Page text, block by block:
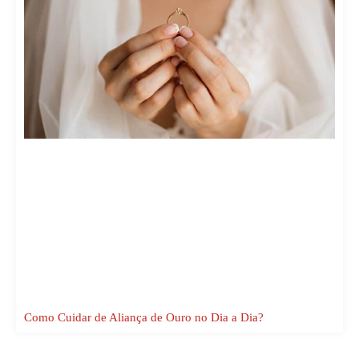
Como Cuidar de Aliança de Ouro no Dia a Dia?